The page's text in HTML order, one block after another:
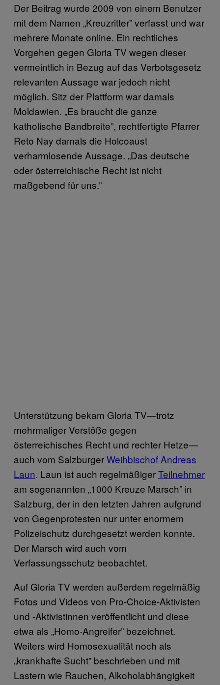
Der Beitrag wurde 2009 von einem Benutzer
mit dem Namen „Kreuzritter” verfasst und war
mehrere Monate online. Ein rechtliches
Vorgehen gegen Gloria TV wegen dieser
vermeintlich in Bezug auf das Verbotsgesetz
relevanten Aussage war jedoch nicht
möglich. Sitz der Plattform war damals
Moldawien. „Es braucht die ganze
katholische Bandbreite”, rechtfertigte Pfarrer
Reto Nay damals die Holcoaust
verharmlosende Aussage. „Das deutsche
oder österreichische Recht ist nicht
maßgebend für uns.”
Unterstützung bekam Gloria TV—trotz
mehrmaliger Verstöße gegen
österreichisches Recht und rechter Hetze—
auch vom SalzburgerWeihbischof Andreas
Laun. Laun ist auch regelmäßigerTeilnehmer
am sogenannten „1000 Kreuze Marsch” in
Salzburg, der in den letzten Jahren aufgrund
von Gegenprotesten nur unter enormem
Polizeischutz durchgesetzt werden konnte.
Der Marsch wird auch vom
Verfassungsschutz beobachtet.
Auf Gloria TV werden außerdem regelmäßig
Fotos und Videos von Pro-Choice-Aktivisten
und -Aktivistinnen veröffentlicht und diese
etwa als „Homo-Angreifer” bezeichnet.
Weiters wird Homosexualität noch als
„krankhafte Sucht” beschrieben und mit
Lastern wie Rauchen, Alkoholabhängigkeit